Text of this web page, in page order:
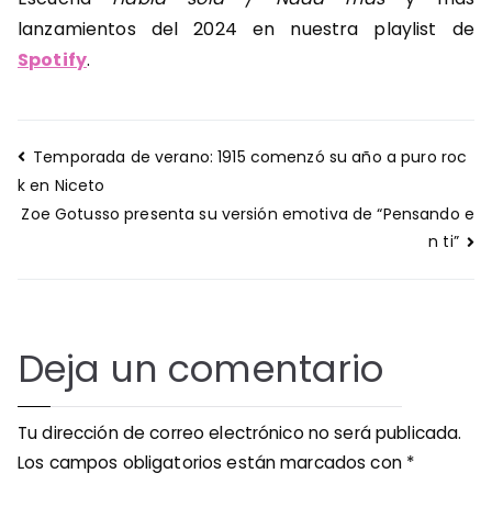
lanzamientos del 2024 en nuestra playlist de
Spotify.
Navegación
de
entradas
Temporada de verano: 1915 comenzó su año a puro roc
k en Niceto
Zoe Gotusso presenta su versión emotiva de “Pensando e
n ti”
Deja un comentario
Tu dirección de correo electrónico no será publicada.
Los campos obligatorios están marcados con *